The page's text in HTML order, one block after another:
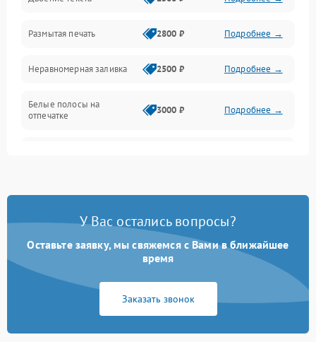
Подключение и интерфейсы
Дисплей и органы управления
Изображение
Размытая печать 2800 ₽ Подробнее →
Неравномерная заливка 2500 ₽ Подробнее →
Белые полосы на
отпечатке
3000 ₽ Подробнее →
У Вас остались вопросы?
Оставьте заявку, мы свяжемся с Вами в ближайшее
время
Заказать звонок